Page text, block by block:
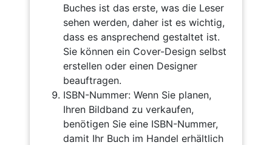
Buches ist das erste, was die Leser
sehen werden, daher ist es wichtig,
dass es ansprechend gestaltet ist.
Sie können ein Cover-Design selbst
erstellen oder einen Designer
beauftragen.
ISBN-Nummer: Wenn Sie planen,
Ihren Bildband zu verkaufen,
benötigen Sie eine ISBN-Nummer,
damit Ihr Buch im Handel erhältlich